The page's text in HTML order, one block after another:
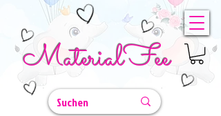
MaterialFee